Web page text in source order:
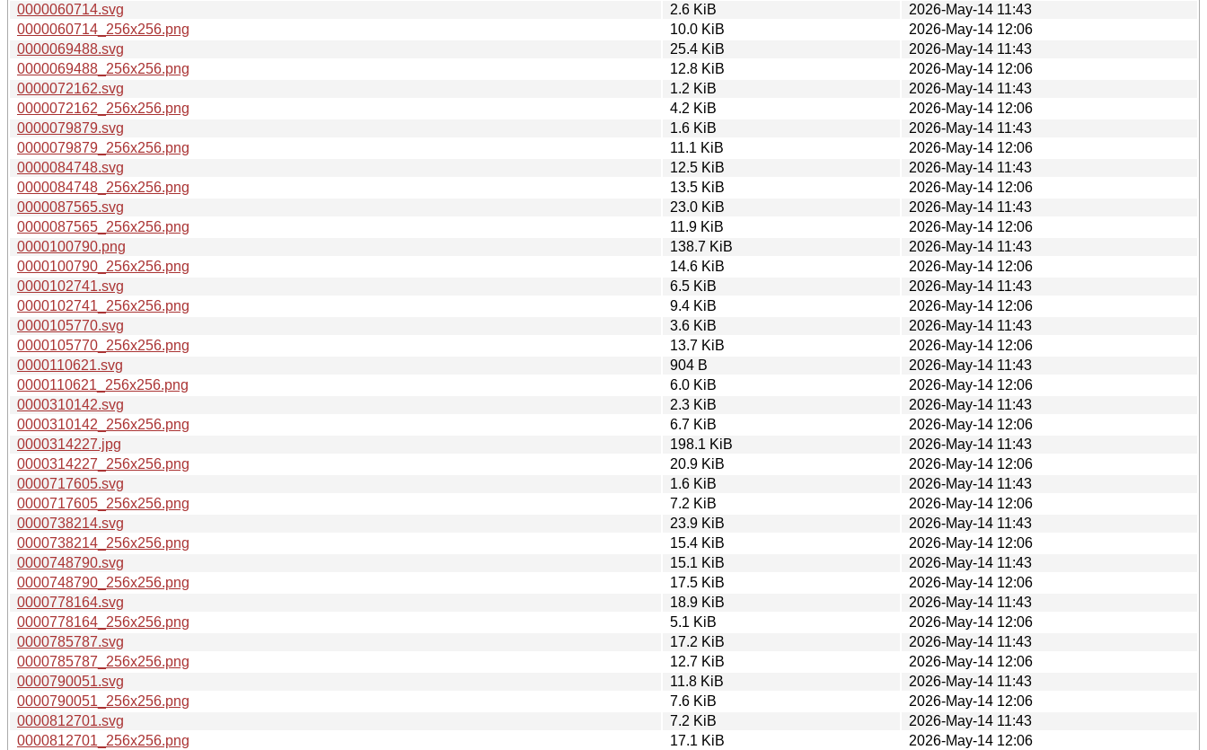
0000060714.svg
2.6 KiB
2026-May-14 11:43
0000060714_256x256.png
10.0 KiB
2026-May-14 12:06
0000069488.svg
25.4 KiB
2026-May-14 11:43
0000069488_256x256.png
12.8 KiB
2026-May-14 12:06
0000072162.svg
1.2 KiB
2026-May-14 11:43
0000072162_256x256.png
4.2 KiB
2026-May-14 12:06
0000079879.svg
1.6 KiB
2026-May-14 11:43
0000079879_256x256.png
11.1 KiB
2026-May-14 12:06
0000084748.svg
12.5 KiB
2026-May-14 11:43
0000084748_256x256.png
13.5 KiB
2026-May-14 12:06
0000087565.svg
23.0 KiB
2026-May-14 11:43
0000087565_256x256.png
11.9 KiB
2026-May-14 12:06
0000100790.png
138.7 KiB
2026-May-14 11:43
0000100790_256x256.png
14.6 KiB
2026-May-14 12:06
0000102741.svg
6.5 KiB
2026-May-14 11:43
0000102741_256x256.png
9.4 KiB
2026-May-14 12:06
0000105770.svg
3.6 KiB
2026-May-14 11:43
0000105770_256x256.png
13.7 KiB
2026-May-14 12:06
0000110621.svg
904 B
2026-May-14 11:43
0000110621_256x256.png
6.0 KiB
2026-May-14 12:06
0000310142.svg
2.3 KiB
2026-May-14 11:43
0000310142_256x256.png
6.7 KiB
2026-May-14 12:06
0000314227.jpg
198.1 KiB
2026-May-14 11:43
0000314227_256x256.png
20.9 KiB
2026-May-14 12:06
0000717605.svg
1.6 KiB
2026-May-14 11:43
0000717605_256x256.png
7.2 KiB
2026-May-14 12:06
0000738214.svg
23.9 KiB
2026-May-14 11:43
0000738214_256x256.png
15.4 KiB
2026-May-14 12:06
0000748790.svg
15.1 KiB
2026-May-14 11:43
0000748790_256x256.png
17.5 KiB
2026-May-14 12:06
0000778164.svg
18.9 KiB
2026-May-14 11:43
0000778164_256x256.png
5.1 KiB
2026-May-14 12:06
0000785787.svg
17.2 KiB
2026-May-14 11:43
0000785787_256x256.png
12.7 KiB
2026-May-14 12:06
0000790051.svg
11.8 KiB
2026-May-14 11:43
0000790051_256x256.png
7.6 KiB
2026-May-14 12:06
0000812701.svg
7.2 KiB
2026-May-14 11:43
0000812701_256x256.png
17.1 KiB
2026-May-14 12:06